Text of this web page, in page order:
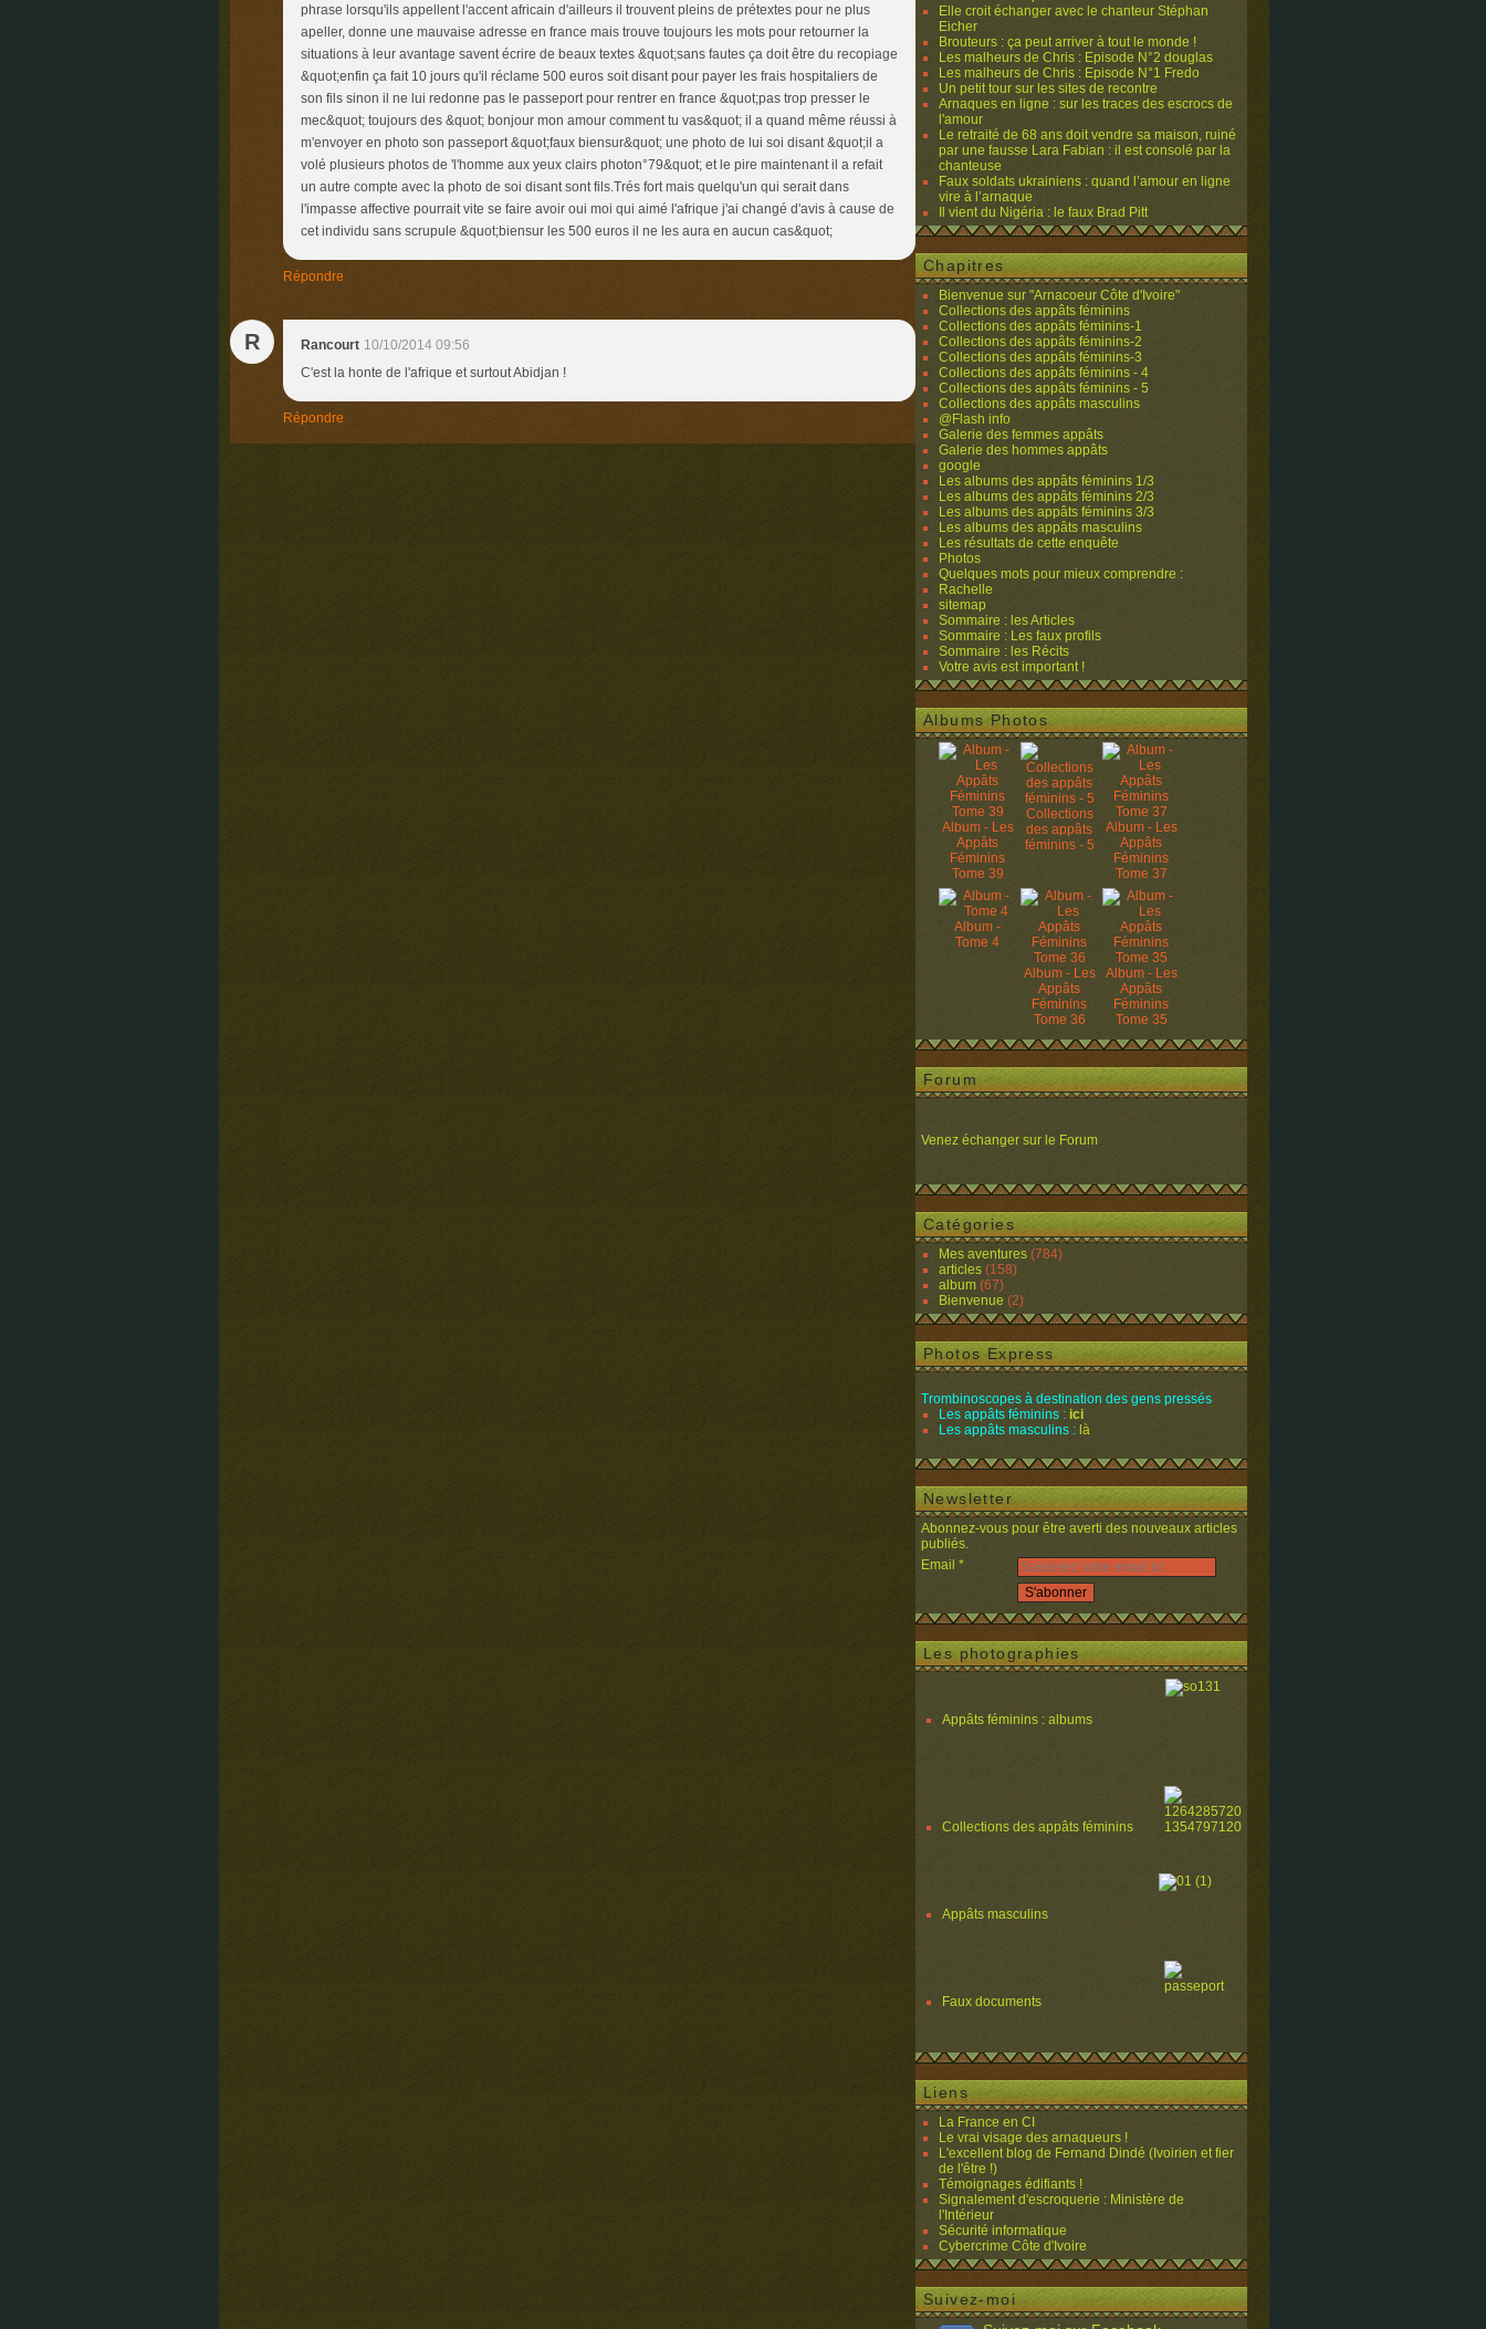
phrase lorsqu'ils appellent l'accent africain d'ailleurs il trouvent pleins de prétextes pour ne plus
apeller, donne une mauvaise adresse en france mais trouve toujours les mots pour retourner la
situations à leur avantage savent écrire de beaux textes &quot;sans fautes ça doit être du recopiage
&quot;enfin ça fait 10 jours qu'il réclame 500 euros soit disant pour payer les frais hospitaliers de
son fils sinon il ne lui redonne pas le passeport pour rentrer en france &quot;pas trop presser le
mec&quot; toujours des &quot; bonjour mon amour comment tu vas&quot; il a quand même réussi à
m'envoyer en photo son passeport &quot;faux biensur&quot; une photo de lui soi disant &quot;il a
volé plusieurs photos de 'l'homme aux yeux clairs photon°79&quot; et le pire maintenant il a refait
un autre compte avec la photo de soi disant sont fils.Trés fort mais quelqu'un qui serait dans
l'impasse affective pourrait vite se faire avoir oui moi qui aimé l'afrique j'ai changé d'avis à cause de
cet individu sans scrupule &quot;biensur les 500 euros il ne les aura en aucun cas&quot;
Répondre
R Rancourt 10/10/2014 09:56
C'est la honte de l'afrique et surtout Abidjan !
Répondre
Elle croit échanger avec le chanteur Stéphan
Eicher
Brouteurs : ça peut arriver à tout le monde !
Les malheurs de Chris : Episode N°2 douglas
Les malheurs de Chris : Episode N°1 Fredo
Un petit tour sur les sites de recontre
Arnaques en ligne : sur les traces des escrocs de
l'amour
Le retraité de 68 ans doit vendre sa maison, ruiné
par une fausse Lara Fabian : il est consolé par la
chanteuse
Faux soldats ukrainiens : quand l’amour en ligne
vire à l’arnaque
Il vient du Nigéria : le faux Brad Pitt
Chapitres
Bienvenue sur "Arnacoeur Côte d'Ivoire"
Collections des appâts féminins
Collections des appâts féminins-1
Collections des appâts féminins-2
Collections des appâts féminins-3
Collections des appâts féminins - 4
Collections des appâts féminins - 5
Collections des appâts masculins
@Flash info
Galerie des femmes appâts
Galerie des hommes appâts
google
Les albums des appâts féminins 1/3
Les albums des appâts féminins 2/3
Les albums des appâts féminins 3/3
Les albums des appâts masculins
Les résultats de cette enquête
Photos
Quelques mots pour mieux comprendre :
Rachelle
sitemap
Sommaire : les Articles
Sommaire : Les faux profils
Sommaire : les Récits
Votre avis est important !
Albums Photos
Album - Les
Appâts
Féminins
Tome 39
Collections
des appâts
féminins - 5
Album - Les
Appâts
Féminins
Tome 37
Album -
Tome 4
Album - Les
Appâts
Féminins
Tome 36
Album - Les
Appâts
Féminins
Tome 35
Forum
Venez échanger sur le Forum
Catégories
Mes aventures (784)
articles (158)
album (67)
Bienvenue (2)
Photos Express
Trombinoscopes à destination des gens pressés
Les appâts féminins : ici
Les appâts masculins : là
Newsletter
Abonnez-vous pour être averti des nouveaux articles
publiés.
Email
Les photographies
Appâts féminins : albums
Collections des appâts féminins
Appâts masculins
Faux documents
Liens
La France en CI
Le vrai visage des arnaqueurs !
L'excellent blog de Fernand Dindé (Ivoirien et fier
de l'être !)
Témoignages édifiants !
Signalement d'escroquerie : Ministère de
l'Intérieur
Sécurité informatique
Cybercrime Côte d'Ivoire
Suivez-moi